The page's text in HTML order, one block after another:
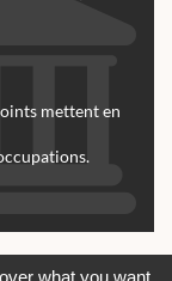
mettent en
what you want